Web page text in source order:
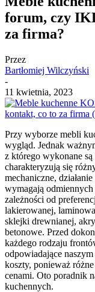
forum, czy
za firma?
Przez
Bartłomiej Wilczyński
-
11 kwietnia, 2023
Przy wyborze mebli
wygląd. Jednak
z którego wykonane
charakteryzują się
mechaniczne,
wymagają
zależności od
lakierowanej,
sklejki drewnianej,
betonowe. Przed
każdego rodzaju
odpowiadające
koszty, ponieważ
cenami. Oto poradnik
kuchennych.